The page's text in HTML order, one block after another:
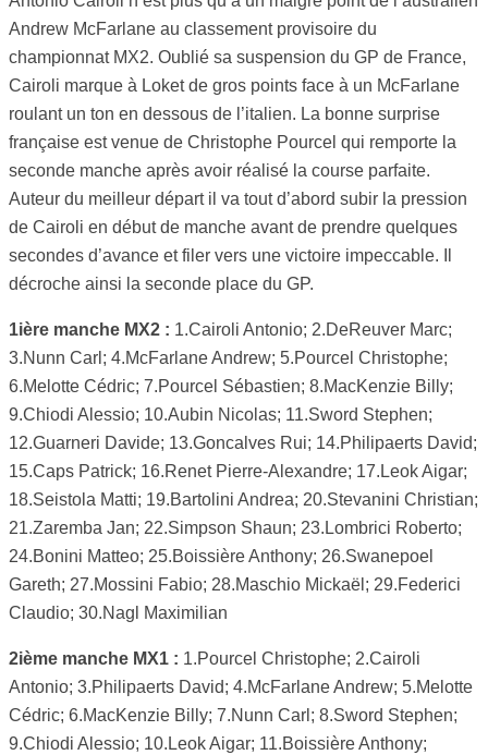
Andrew McFarlane au classement provisoire du
championnat MX2. Oublié sa suspension du GP de France,
Cairoli marque à Loket de gros points face à un McFarlane
roulant un ton en dessous de l’italien. La bonne surprise
française est venue de Christophe Pourcel qui remporte la
seconde manche après avoir réalisé la course parfaite.
Auteur du meilleur départ il va tout d’abord subir la pression
de Cairoli en début de manche avant de prendre quelques
secondes d’avance et filer vers une victoire impeccable. Il
décroche ainsi la seconde place du GP.
1ière manche MX2 : 1.Cairoli Antonio; 2.DeReuver Marc;
3.Nunn Carl; 4.McFarlane Andrew; 5.Pourcel Christophe;
6.Melotte Cédric; 7.Pourcel Sébastien; 8.MacKenzie Billy;
9.Chiodi Alessio; 10.Aubin Nicolas; 11.Sword Stephen;
12.Guarneri Davide; 13.Goncalves Rui; 14.Philipaerts David;
15.Caps Patrick; 16.Renet Pierre-Alexandre; 17.Leok Aigar;
18.Seistola Matti; 19.Bartolini Andrea; 20.Stevanini Christian;
21.Zaremba Jan; 22.Simpson Shaun; 23.Lombrici Roberto;
24.Bonini Matteo; 25.Boissière Anthony; 26.Swanepoel
Gareth; 27.Mossini Fabio; 28.Maschio Mickaël; 29.Federici
Claudio; 30.Nagl Maximilian
2ième manche MX1 : 1.Pourcel Christophe; 2.Cairoli
Antonio; 3.Philipaerts David; 4.McFarlane Andrew; 5.Melotte
Cédric; 6.MacKenzie Billy; 7.Nunn Carl; 8.Sword Stephen;
9.Chiodi Alessio; 10.Leok Aigar; 11.Boissière Anthony;